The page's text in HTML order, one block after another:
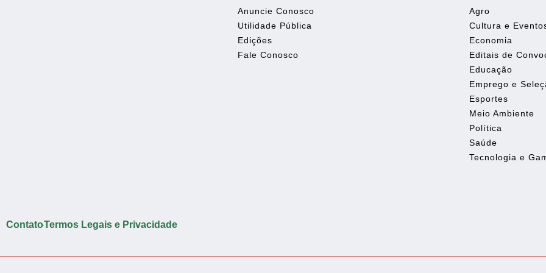
Anuncie Conosco
Utilidade Pública
Edições
Fale Conosco
Agro
Cultura e
Economia
Editais de
Educação
Emprego e
Esportes
Meio Ambiente
Política
Saúde
Tecnologia e
ContatoTermos Legais e Privacidade